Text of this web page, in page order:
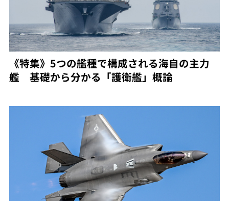
《特集》5つの艦種で構成される海自の主力
艦 基礎から分かる「護衛艦」概論